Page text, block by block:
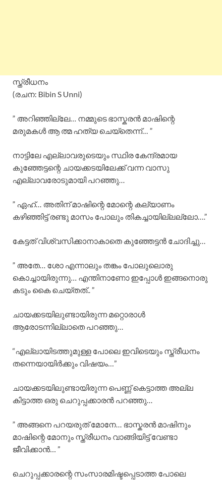
സ്ത്രീധനം
(രചന: Bibin S Unni)
” അറിഞ്ഞില്ലേ… നമ്മുടെ ഭാസ്കരൻ മാഷിന്റെ
മരുമകൾ ആ ത്മ ഹത്യ ചെയ്‌തെന്ന്… ”
നാട്ടിലേ എല്ലാവരുടെയും സ്ഥിര കേന്ദ്രമായ
കുഞ്ഞേട്ടന്റെ ചായക്കടയിലേക്ക് വന്ന വാസു
എല്ലാവരോടുമായി പറഞ്ഞു…
” ഏഹ്… അതിന് മാഷിന്റെ മോന്റെ കല്യാണം
കഴിഞ്ഞിട്ട് രണ്ടു മാസം പോലും തികച്ചായില്ലല്ലോ….”
കേട്ടത് വിശ്വസിക്കാനാകാതെ കുഞ്ഞേട്ടൻ ചോദിച്ചു…
” അതേ… ശോ എന്നാലും തങ്കം പോലുലൊരു
കൊച്ചായിരുന്നു… എന്തിനാണോ ഇപ്പോൾ ഇങ്ങനൊരു
കടും കൈ ചെയ്തത്.. ”
ചായക്കടയിലുണ്ടായിരുന്ന മറ്റൊരാൾ
ആരോടന്നില്ലാതെ പറഞ്ഞു…
“എല്ലായിടത്തുമുള്ള പോലെ ഇവിടെയും സ്ത്രീധനം
തന്നെയായിർക്കും വിഷയം…”
ചായക്കടയിലുണ്ടായിരുന്ന പെണ്ണ് കെട്ടാത്ത അല്ല
കിട്ടാത്ത ഒരു ചെറുപ്പക്കാരൻ പറഞ്ഞു…
” അങ്ങനെ പറയരുത് മോനേ… ഭാസ്കരൻ മാഷിനും
മാഷിന്റെ മോനും സ്ത്രീധനം വാങ്ങിയിട്ട് വേണ്ടാ
ജീവിക്കാൻ… ”
ചെറുപ്പക്കാരന്റെ സംസാരമിഷ്ടപ്പെടാത്ത പോലെ